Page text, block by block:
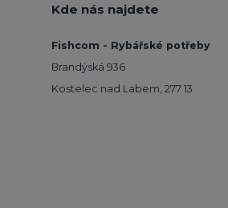
Kde nás najdete
Fishcom - Rybářské potřeby
Brandýská 936
Kostelec nad Labem, 277 13